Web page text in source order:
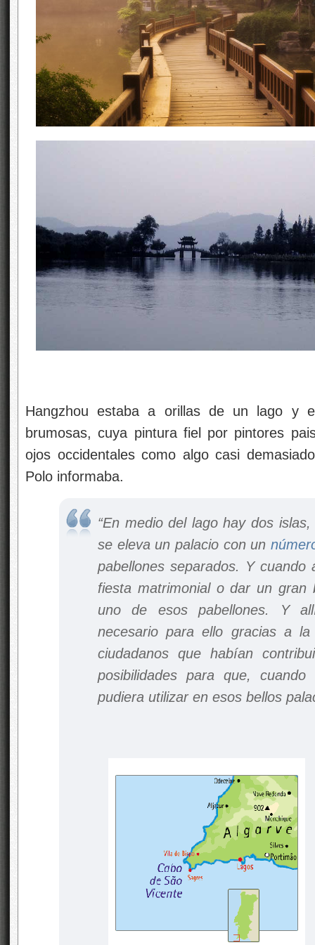
Hangzhou estaba a orillas de un lago y
brumosas, cuya pintura fiel por pintores
ojos occidentales como algo casi
Polo informaba.
“En medio del lago hay dos
se eleva un palacio con un
pabellones separados. Y cuando
fiesta matrimonial o dar un gran
uno de esos pabellones. Y
necesario para ello gracias a
ciudadanos que habían
posibilidades para que,
pudiera utilizar en esos bellos